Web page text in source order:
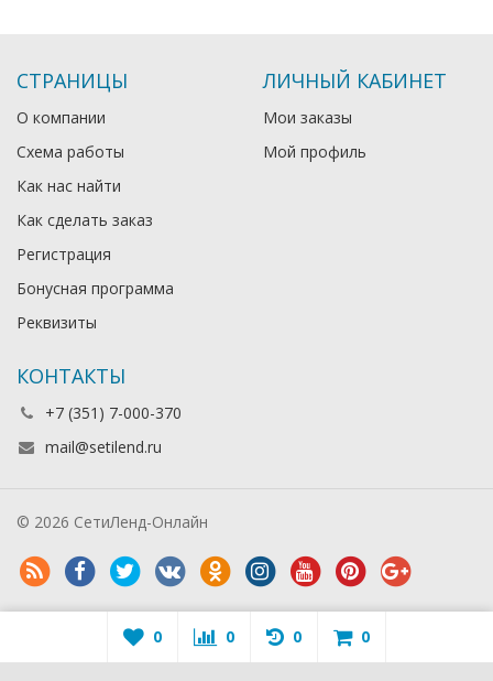
СТРАНИЦЫ
О компании
Схема работы
Как нас найти
Как сделать заказ
Регистрация
Бонусная программа
Реквизиты
ЛИЧНЫЙ КАБИНЕТ
Мои заказы
Мой профиль
КОНТАКТЫ
+7 (351) 7-000-370
mail@setilend.ru
© 2026 СетиЛенд-Онлайн
0 0 0 0